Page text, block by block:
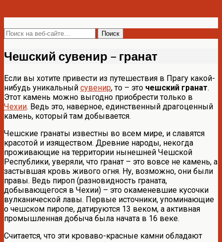
Чешский сувенир – гранат
Если вы хотите привести из путешествия в Прагу какой-
нибудь уникальный сувенир, то – это чешский гранат.
Этот камень можно выгодно приобрести только в
Чехии. Ведь это, наверное, единственный драгоценный
камень, который там добывается.
Чешские гранаты известны во всем мире, и славятся
красотой и изяществом. Древние народы, некогда
проживающие на территории нынешней Чешской
Республики, уверяли, что гранат – это вовсе не камень, а
застывшая кровь живого огня. Ну, возможно, они были
правы. Ведь пироп (разновидность граната,
добывающегося в Чехии) – это окаменевшие кусочки
вулканической лавы. Первые источники, упоминающие
о чешском пиропе, датируются 13 веком, а активная
промышленная добыча была начата в 16 веке.
Считается, что эти кроваво-красные камни обладают